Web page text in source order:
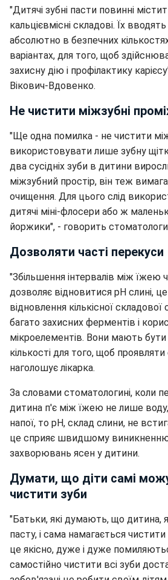
"Дитячі зубні пасти повинні
кальцієвмісні складові. Їх
абсолютно в безпечних
варіантах, для того, щоб
захисну дію і профілактику
Вікович-Вдовенко.
Не чистити міжзубні
"Ще одна помилка - не чистити
використовувати лише зубну
два сусідніх зуби в дитини
міжзубний простір, він теж
очищення. Для цього слід
дитячі міні-флосери або ж
йоржики", - говорить
Дозволяти часті перекуси
"Збільшення інтервалів між їжею
дозволяє відновитися pH слині,
відновлення кількісної складової
багато захисних ферментів і
мікроелементів. Вони мають бути
кількості для того, щоб
наголошує лікарка.
За словами стоматологині, коли
дитина п'є між їжею не лише воду,
напої, то pH, склад слини, не
це сприяє швидшому виникненню
захворювань ясен у дитини.
Думати, що діти самі
чистити зуби
"Батьки, які думають, що дитина,
пасту, і сама намагається
це якісно, дуже і дуже
самостійно чистити всі зуби